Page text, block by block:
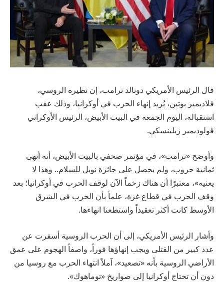
قال الرئيس الأمريكي دونالد ترامب، إن نظيره الروسي،
فلاديمير بوتين، يُريد إنهاء الحرب في أوكرانيا، وذلك عقب
استقباله، اليوم الجمعة في البيت الأبيض، الرئيس الأوكراني
فولوديمير زيلينسكي.
وأوضح «ترامب»، في مؤتمر صحفي بالبيت الأبيض، أنه أنهى
ثمانية حروب، ولم يحصل على جائزة نوبل للسلام.. وهذا لا
يعنيه»، معتبرًا أن هناك زخماً الآن لوقف الحرب في أوكرانيا؛ بعد
وقف الحرب في قطاع غزة، علماً بأن الحرب في الشرق
الأوسط كانت أكثر تعقيداً واستطعنا انهاءها.
وأشار الرئيس الأمريكي، إلى أن الحرب الروسية أسفرت عن
عدد كبير من القتلى ويجب إنهاؤها فوراً، واصفاً الهجوم على عمق
الأراضي الروسية بأنه «تصعيد»، آملاً انتهاء الحرب مع روسيا من
دون أن تحتاج أوكرانيا إلى صواريخ «توماهوك».